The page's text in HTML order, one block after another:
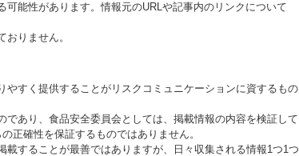
能性があります。情報元のURLや記事内のリンクについて
りません。
すく提供することがリスクコミュニケーションに資するもの
あり、食品安全委員会としては、掲載情報の内容を検証して
正確性を保証するものではありません。
することが最善ではありますが、日々収集される情報1つ1つ